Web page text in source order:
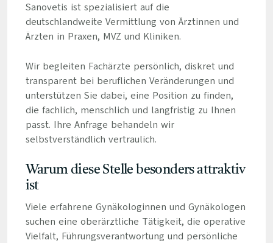
Sanovetis ist spezialisiert auf die
deutschlandweite Vermittlung von Ärztinnen und
Ärzten in Praxen, MVZ und Kliniken.
Wir begleiten Fachärzte persönlich, diskret und
transparent bei beruflichen Veränderungen und
unterstützen Sie dabei, eine Position zu finden,
die fachlich, menschlich und langfristig zu Ihnen
passt. Ihre Anfrage behandeln wir
selbstverständlich vertraulich.
Warum diese Stelle besonders attraktiv
ist
Viele erfahrene Gynäkologinnen und Gynäkologen
suchen eine oberärztliche Tätigkeit, die operative
Vielfalt, Führungsverantwortung und persönliche